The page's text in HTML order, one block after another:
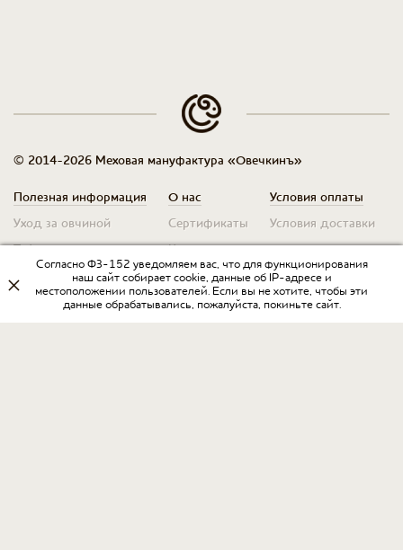
© 2014-2026 Меховая мануфактура «Овечкинъ»
Полезная информация
Уход за овчиной
Таблица размеров
О нас
Сертификаты
Контакты
Условия оплаты
Условия доставки
Оплата для юр. лиц
Условия возврата
Оптовикам
Договор оферты
Согласно ФЗ-152 уведомляем вас, что для функционирования
наш сайт собирает cookie, данные об IP-адресе и
местоположении пользователей. Если вы не хотите, чтобы эти
данные обрабатывались, пожалуйста, покиньте сайт.